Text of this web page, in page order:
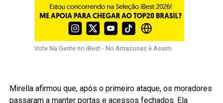
Vote Na Gente no iBest - No Amazonas é Assim
Mirella afirmou que, após o primeiro ataque, os moradores
passaram a manter portas e acessos fechados. Ela